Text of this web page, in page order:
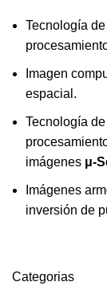
Categorias
Tecnología de
Imagen
espacial.
Tecnología de
imágenes μ-
Imágenes
inversión de